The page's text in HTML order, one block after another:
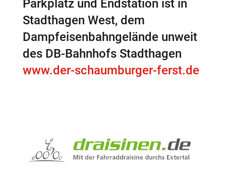
Parkplatz und Endstation ist in
Stadthagen West, dem
Dampfeisenbahngelände unweit
des DB-Bahnhofs Stadthagen
www.der-schaumburger-ferst.de